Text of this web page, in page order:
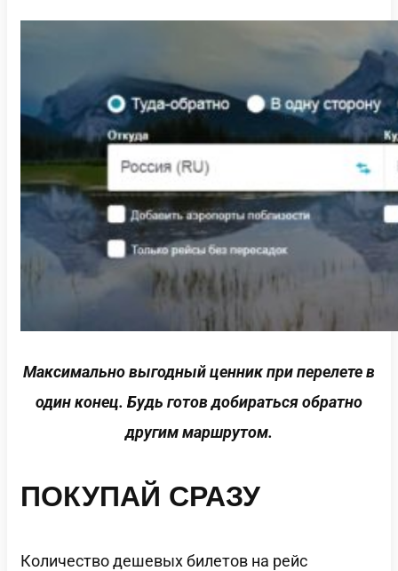
Максимально выгодный ценник при перелете в
один конец. Будь готов добираться обратно
другим маршрутом.
ПОКУПАЙ СРАЗУ
Количество дешевых билетов на рейс